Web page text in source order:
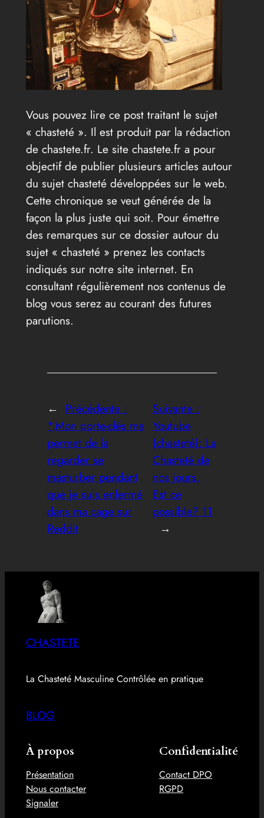
Vous pouvez lire ce post traitant le sujet
« chasteté ». Il est produit par la rédaction
de chastete.fr. Le site chastete.fr a pour
objectif de publier plusieurs articles autour
du sujet chasteté développées sur le web.
Cette chronique se veut générée de la
façon la plus juste qui soit. Pour émettre
des remarques sur ce dossier autour du
sujet « chasteté » prenez les contacts
indiqués sur notre site internet. En
consultant régulièrement nos contenus de
blog vous serez au courant des futures
parutions.
← Précédente :
*,Mon porte-clés me
permet de la
regarder se
masturber pendant
que je suis enfermé
dans ma cage sur
Reddit
Suivante :
Youtube
(chasteté): La
Chasteté de
nos jours.
Est ce
possible? 11
→
CHASTETE
La Chasteté Masculine Contrôlée en pratique
BLOG
À propos
Présentation
Nous contacter
Signaler
Confidentialité
Contact DPO
RGPD